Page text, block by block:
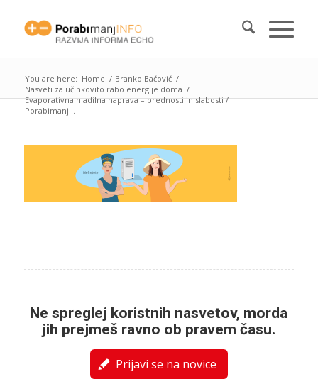
You are here: Home / Branko Baćović /
Nasveti za učinkovito rabo energije doma /
Evaporativna hladilna naprava – prednosti in slabosti /
Porabimanj...
Ne spreglej koristnih nasvetov, morda
jih prejmeš ravno ob pravem času.
Prijavi se na novice